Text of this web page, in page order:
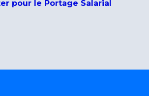
pour le Portage Salarial